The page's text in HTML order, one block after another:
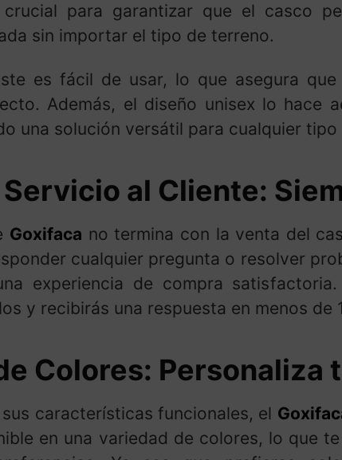
para garantizar que el casco
sin importar el tipo de terreno.
es fácil de usar, lo que asegura
Además, el diseño unisex lo hace
una solución versátil para cualquier
al Cliente:
Goxifaca no termina con la venta del
cualquier pregunta o resolver
experiencia de compra
y recibirás una respuesta en menos de
Colores: Personaliza
características funcionales, el
en una variedad de colores, lo que